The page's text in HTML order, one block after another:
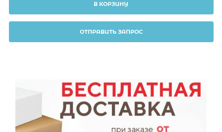
В КОРЗИНУ
ОТПРАВИТЬ ЗАПРОС